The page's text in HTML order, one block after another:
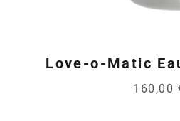
Love-o-Matic
160,00